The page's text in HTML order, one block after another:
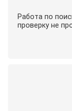
Работа по
проверку не